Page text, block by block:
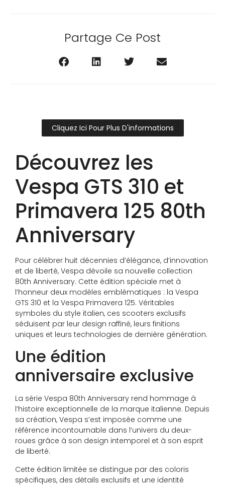
Partage Ce Post
Cliquez Ici Pour Plus D'informations
Découvrez les
Vespa GTS 310 et
Primavera 125 80th
Anniversary
Pour célébrer huit décennies d’élégance, d’innovation
et de liberté, Vespa dévoile sa nouvelle collection
80th Anniversary. Cette édition spéciale met à
l’honneur deux modèles emblématiques : la Vespa
GTS 310 et la Vespa Primavera 125. Véritables
symboles du style italien, ces scooters exclusifs
séduisent par leur design raffiné, leurs finitions
uniques et leurs technologies de dernière génération.
Une édition
anniversaire exclusive
La série Vespa 80th Anniversary rend hommage à
l’histoire exceptionnelle de la marque italienne. Depuis
sa création, Vespa s’est imposée comme une
référence incontournable dans l’univers du deux-
roues grâce à son design intemporel et à son esprit
de liberté.
Cette édition limitée se distingue par des coloris
spécifiques, des détails exclusifs et une identité